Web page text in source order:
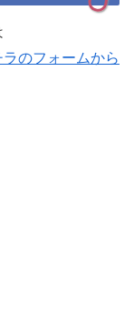
ラのフォームから